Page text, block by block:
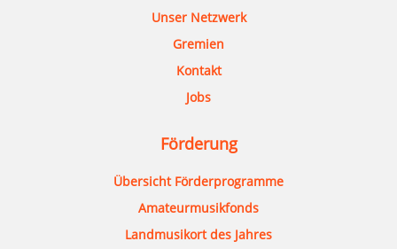
Unser Netzwerk
Gremien
Kontakt
Jobs
Förderung
Übersicht Förderprogramme
Amateurmusikfonds
Landmusikort des Jahres